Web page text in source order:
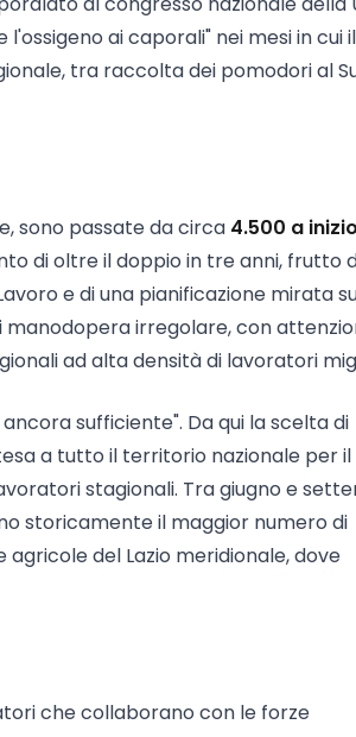
ai caporali" nei mesi in cui il
tra raccolta dei pomodori al
sono passate da circa 4.500 a
di oltre il doppio in tre anni, frutto
e di una pianificazione mirata
manodopera irregolare, con
ad alta densità di lavoratori
sufficiente". Da qui la scelta di
a tutto il territorio nazionale per il
stagionali. Tra giugno e
storicamente il maggior numero di
del Lazio meridionale, dove
che collaborano con le forze